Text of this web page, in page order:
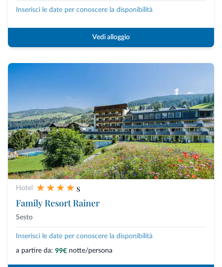
Inserisci le date per conoscere la disponibilità
Vedi alloggio
Hotel
s
Family Resort Rainer
Sesto
Inserisci le date per conoscere la disponibilità
a partire da: 99€ notte/persona